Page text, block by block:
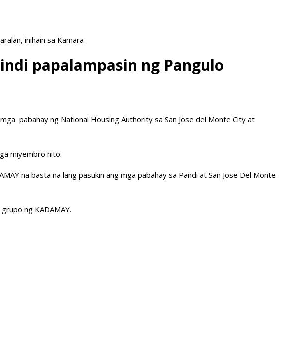
inihain sa Kamara
papalampasin ng Pangulo
pabahay ng National Housing Authority sa San Jose del Monte City at
miyembro nito.
na basta na lang pasukin ang mga pabahay sa Pandi at San Jose Del Monte
ng KADAMAY.